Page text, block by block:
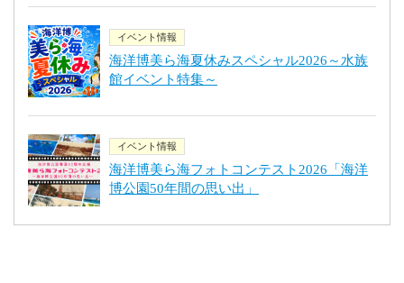
イベント情報
海洋博美ら海夏休みスペシャル2026～水族
館イベント特集～
イベント情報
海洋博美ら海フォトコンテスト2026「海洋
博公園50年間の思い出」